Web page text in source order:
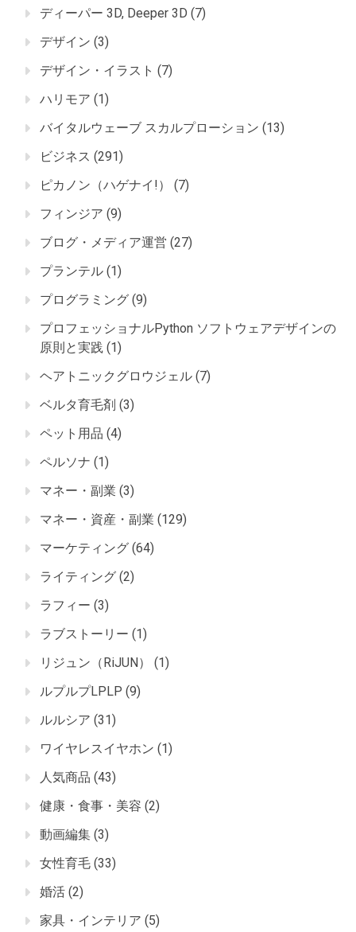
ディーパー 3D, Deeper 3D (7)
デザイン (3)
デザイン・イラスト (7)
ハリモア (1)
バイタルウェーブ スカルプローション (13)
ビジネス (291)
ピカノン（ハゲナイ!）
(7)
フィンジア (9)
ブログ・メディア運営 (27)
プランテル (1)
プログラミング (9)
プロフェッショナルPython ソフトウェアデザインの
原則と実践 (1)
ヘアトニックグロウジェル (7)
ベルタ育毛剤 (3)
ペット用品 (4)
ペルソナ (1)
マネー・副業 (3)
マネー・資産・副業 (129)
マーケティング (64)
ライティング (2)
ラフィー (3)
ラブストーリー (1)
リジュン（RiJUN）
(1)
ルプルプLPLP (9)
ルルシア (31)
ワイヤレスイヤホン (1)
人気商品 (43)
健康・食事・美容 (2)
動画編集 (3)
女性育毛 (33)
婚活 (2)
家具・インテリア (5)